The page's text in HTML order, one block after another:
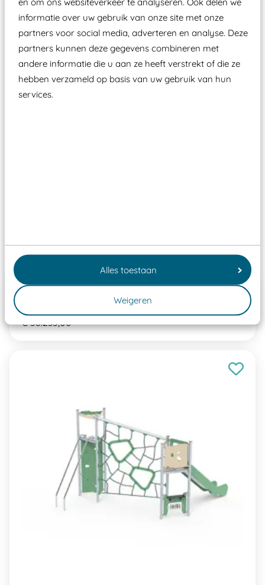
informatie over uw gebruik van onze site met onze
partners voor social media, adverteren en analyse. Deze
partners kunnen deze gegevens combineren met
andere informatie die u aan ze heeft verstrekt of die ze
hebben verzameld op basis van uw gebruik van hun
services.
Alles toestaan
Weigeren
Wist je dat:
Vanaf een valhoogte van 1,5 meter een speciale
valondergrond onder speeltoestellen verplicht is
zoals kunstgras, rubber tegels of boomschors?
Past er goed bij
Crooc 0301 rvs bg
€ 58.235,00